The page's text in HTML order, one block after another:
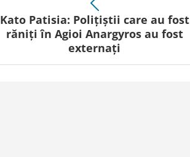
Kato Patisia: Polițiștii care au fost
răniți în Agioi Anargyros au fost
externați